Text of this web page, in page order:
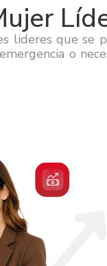
lideres que se
o